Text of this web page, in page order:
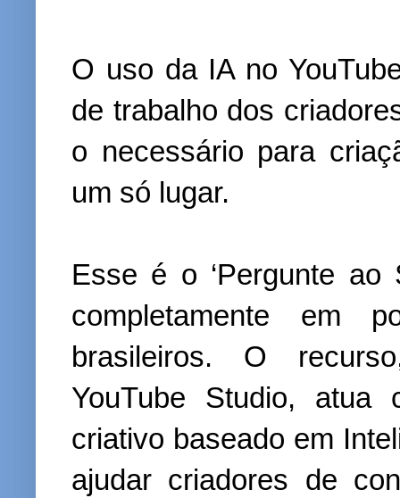
O uso da IA no
de trabalho dos
o necessário para
um só lugar.
Esse é o ‘Pergunte ao
completamente em
brasileiros. O
YouTube Studio, atua
criativo baseado em
ajudar criadores de